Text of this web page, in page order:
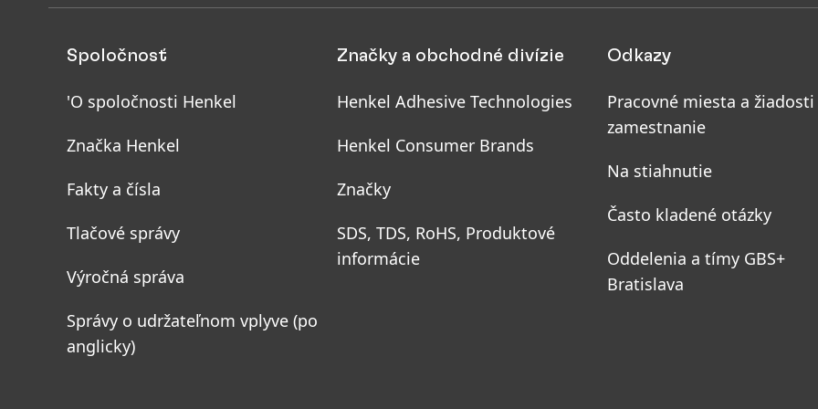
Spoločnosť
'O spoločnosti Henkel
Značka Henkel
Fakty a čísla
Tlačové správy
Výročná správa
Správy o udržateľnom vplyve (po
anglicky)
Značky a obchodné divízie
Henkel Adhesive Technologies
Henkel Consumer Brands
Značky
SDS, TDS, RoHS, Produktové
informácie
Odkazy
Pracovné miesta a žiadosti
zamestnanie
Na stiahnutie
Často kladené otázky
Oddelenia a tímy GBS+
Bratislava